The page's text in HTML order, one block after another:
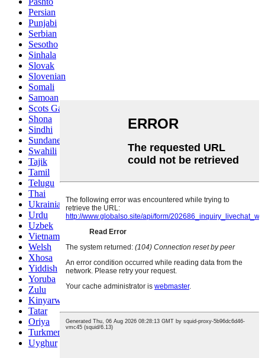
Persian
Punjabi
Serbian
Sesotho
Sinhala
Slovak
Slovenian
Somali
Samoan
Scots Gaelic
Shona
Sindhi
Sundanese
Swahili
Tajik
Tamil
Telugu
Thai
Ukrainian
Urdu
Uzbek
Vietnamese
Welsh
Xhosa
Yiddish
Yoruba
Zulu
Kinyarwanda
Tatar
Oriya
Turkmen
Uyghur